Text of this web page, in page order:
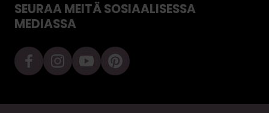
SEURAA MEITÄ SOSIAALISESSA
MEDIASSA